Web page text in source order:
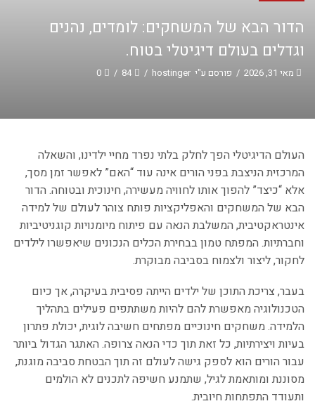
הדור הבא של המשחקים: לומדים, נהנים
וגדלים בעולם דיגיטלי בטוח.
מאי 31, 2026 / פורסם ע"י hostinger
/
84
/
0
העולם הדיגיטלי הפך לחלק בלתי נפרד מחיי ילדינו, והשאלה
המרכזית הניצבת בפני הורים אינה עוד “האם” לאפשר זמן מסך,
אלא “כיצד” להפוך אותו לחוויה מעשירה, חינוכית ובטוחה. הדור
הבא של המשחקים והאפליקציות פותח צוהר לעולם של למידה
אינטראקטיבית, המשלבת הנאה עם פיתוח מיומנויות קוגניטיביות
וחברתיות. המפתח טמון בבחירת הכלים הנכונים שיאפשרו לילדים
לחקור, ליצור ולצמוח בסביבה מבוקרת.
בעבר, צריכת התוכן של ילדים הייתה פסיבית בעיקרה, אך כיום
הטכנולוגיה מאפשרת להם להיות משתתפים פעילים בתהליך
הלמידה. משחקים חינוכיים מפתחים חשיבה לוגית, יכולת פתרון
בעיות ויצירתיות, כל זאת תוך כדי הנאה צרופה. האתגר הגדול ביותר
עבור הורים הוא לספק גישה לעולם זה תוך הבטחת סביבה מוגנת,
מסוננת ומותאמת לגיל, שתמנע חשיפה לתכנים לא הולמים
ותעודד התפתחות חיובית.